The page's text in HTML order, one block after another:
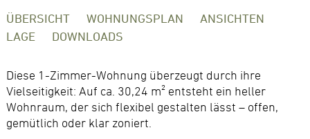
ÜBERSICHT WOHNUNGSPLAN
ANSICHTEN
LAGE
DOWNLOADS
Diese 1-Zimmer-Wohnung überzeugt durch ihre
Vielseitigkeit: Auf ca. 30,24 m² entsteht ein heller
Wohnraum, der sich flexibel gestalten lässt – offen,
gemütlich oder klar zoniert.